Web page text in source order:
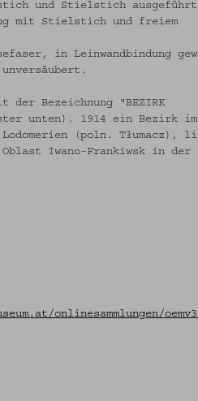
und Stielstich
mit Stielstich und freiem
in Leinwandbindung
Bezeichnung "BEZIRK
unten). 1914 ein Bezirk im
(poln. Tłumacz),
Iwano-Frankiwsk in der
onlinesammlungen/